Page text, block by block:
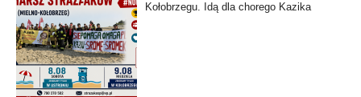
Kołobrzegu. Idą dla chorego Kazika